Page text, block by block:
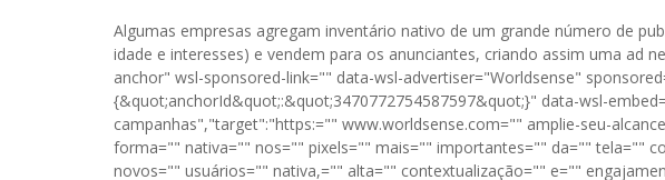
Algumas empresas agregam inventário nativo de um grande número de
idade e interesses) e vendem para os anunciantes, criando assim uma ad
anchor" wsl-sponsored-link="" data-wsl-advertiser="Worldsense"
{&quot;anchorId&quot;:&quot;3470772754587597&quot;}" data-wsl-
campanhas","target":"https:="" www.worldsense.com="" amplie-seu-
forma="" nativa="" nos="" pixels="" mais="" importantes="" da="" tela=""
novos="" usuários="" nativa,="" alta="" contextualização="" e=""